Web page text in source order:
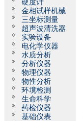
硬度计
金相试样机械
三坐标测量
超声波清洗器
实验设备
电化学仪器
水质分析
分析仪器
物理仪器
物性分析
环境检测
生命科学
药检仪器
基础仪表